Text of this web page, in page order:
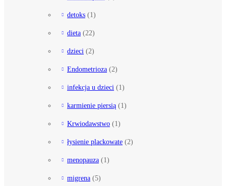
detoks (1)
dieta (22)
dzieci (2)
Endometrioza (2)
infekcja u dzieci (1)
karmienie piersią (1)
Krwiodawstwo (1)
łysienie plackowate (2)
menopauza (1)
migrena (5)